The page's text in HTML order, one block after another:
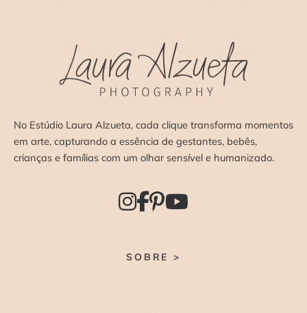
No Estúdio Laura Alzueta, cada clique transforma momentos
em arte, capturando a essência de gestantes, bebês,
crianças e famílias com um olhar sensível e humanizado.
SOBRE >